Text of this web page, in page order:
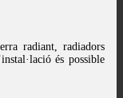
radiant, radiadors
és possible